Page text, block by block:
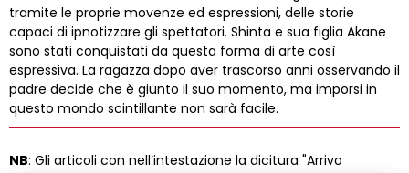
tramite le proprie movenze ed espressioni, delle storie
capaci di ipnotizzare gli spettatori. Shinta e sua figlia Akane
sono stati conquistati da questa forma di arte così
espressiva. La ragazza dopo aver trascorso anni osservando il
padre decide che è giunto il suo momento, ma imporsi in
questo mondo scintillante non sarà facile.
NB: Gli articoli con nell’intestazione la dicitura "Arrivo